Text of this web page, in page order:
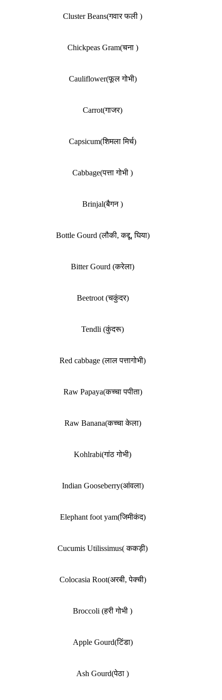
Cluster Beans(गवार फली )
Chickpeas Gram(चना )
Cauliflower(फूल गोभी)
Carrot(गाजर)
Capsicum(शिमला मिर्च)
Cabbage(पत्ता गोभी )
Brinjal(बैगन )
Bottle Gourd (लौकी, कद्दू, घिया)
Bitter Gourd (करेला)
Beetroot (चकुंदर)
Tendli (कुंदरू)
Red cabbage (लाल पत्तागोभी)
Raw Papaya(कच्चा पपीता)
Raw Banana(कच्चा केला)
Kohlrabi(गांठ गोभी)
Indian Gooseberry(आंवला)
Elephant foot yam(जिमीकंद)
Cucumis Utilissimus( ककड़ी)
Colocasia Root(अरबी, पेक्ची)
Broccoli (हरी गोभी )
Apple Gourd(टिंडा)
Ash Gourd(पेठा )